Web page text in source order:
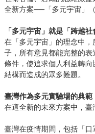
全新方案──「多元宇宙」（
「多元宇宙」就是「跨越社
在「多元宇宙」的理念中
子，所有意見都能完整的
條件，使追求個人利益轉
結構而造成的眾多難題。
臺灣作為多元實驗場的典範
在這全新的未來方案中，臺
臺灣在疫情期間，包括「